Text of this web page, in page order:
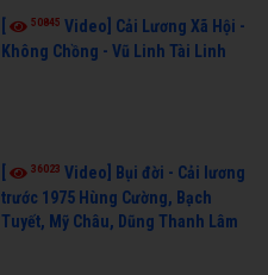
50845 Video] Cải Lương Xã Hội -
Không Chồng - Vũ Linh Tài Linh
36023 Video] Bụi đời - Cải lương
trước 1975 Hùng Cường, Bạch
Tuyết, Mỹ Châu, Dũng Thanh Lâm